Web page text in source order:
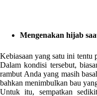
Mengenakan hijab
Kebiasaan yang satu ini tentu
Dalam kondisi tersebut,
rambut Anda yang masih
bahkan menimbulkan bau
Untuk itu, sempatkan